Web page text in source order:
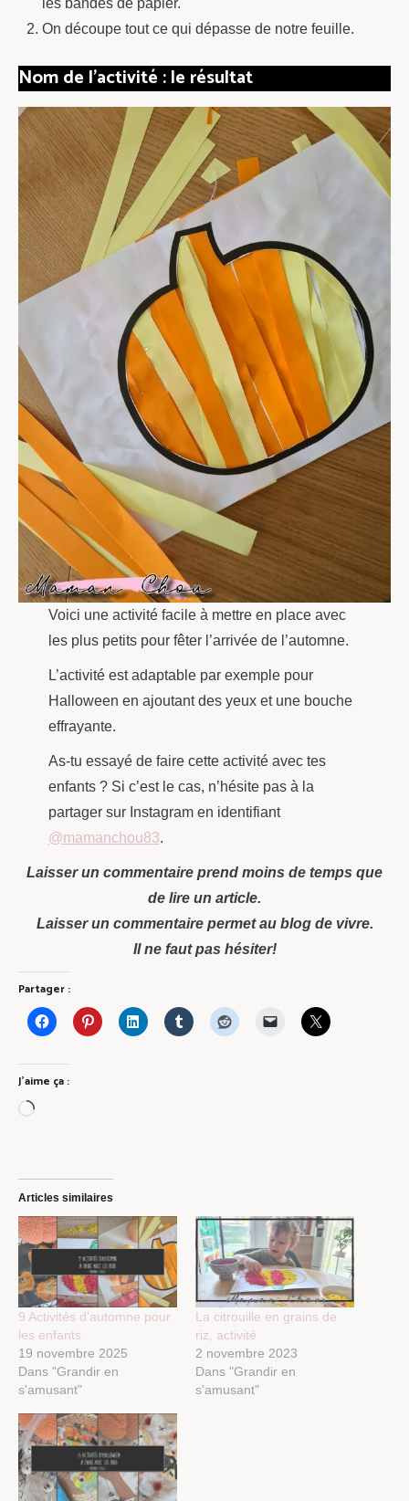
les bandes de papier.
On découpe tout ce qui dépasse de notre feuille.
Nom de l’activité : le résultat
Voici une activité facile à mettre en place avec
les plus petits pour fêter l’arrivée de l’automne.
L’activité est adaptable par exemple pour
Halloween en ajoutant des yeux et une bouche
effrayante.
As-tu essayé de faire cette activité avec tes
enfants ? Si c’est le cas, n’hésite pas à la
partager sur Instagram en identifiant
@mamanchou83.
Laisser un commentaire prend moins de temps que
de lire un article.
Laisser un commentaire permet au blog de vivre.
Il ne faut pas hésiter!
Partager :
J’aime ça :
Chargement…
Articles similaires
9 Activités d’automne pour
les enfants
19 novembre 2025
Dans "Grandir en
s'amusant"
La citrouille en grains de
riz, activité
2 novembre 2023
Dans "Grandir en
s'amusant"